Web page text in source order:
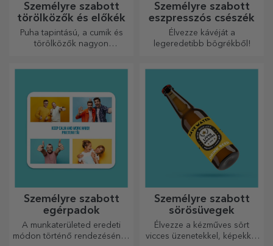
Személyre szabott
törölközők és előkék
Puha tapintású, a cumik és
törölközők nagyon
Személyre szabott
eszpresszós csészék
Élvezze kávéját a
legeredetibb bögrékből!
Személyre szabott
egérpadok
A munkaterületed eredeti
módon történő rendezésének
Személyre szabott
sörösüvegek
Élvezze a kézműves sört
vicces üzenetekkel, képekkel